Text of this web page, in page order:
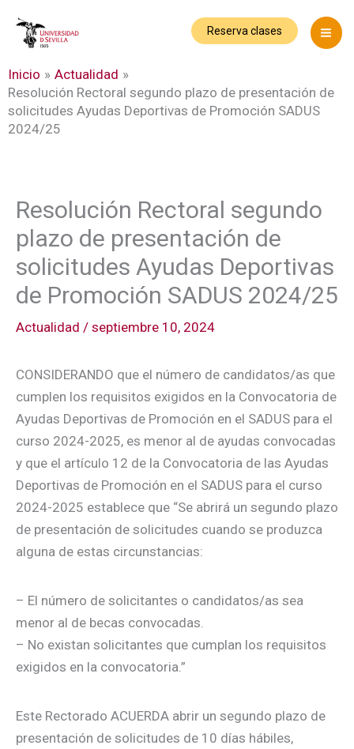
Reserva clases
Inicio
Actualidad
Resolución Rectoral segundo plazo de presentación de
solicitudes Ayudas Deportivas de Promoción SADUS
2024/25
Resolución Rectoral segundo
plazo de presentación de
solicitudes Ayudas Deportivas
de Promoción SADUS 2024/25
Actualidad / septiembre 10, 2024
CONSIDERANDO que el número de candidatos/as que
cumplen los requisitos exigidos en la Convocatoria de
Ayudas Deportivas de Promoción en el SADUS para el
curso 2024-2025, es menor al de ayudas convocadas
y que el artículo 12 de la Convocatoria de las Ayudas
Deportivas de Promoción en el SADUS para el curso
2024-2025 establece que “Se abrirá un segundo plazo
de presentación de solicitudes cuando se produzca
alguna de estas circunstancias:
– El número de solicitantes o candidatos/as sea
menor al de becas convocadas.
– No existan solicitantes que cumplan los requisitos
exigidos en la convocatoria.”
Este Rectorado ACUERDA abrir un segundo plazo de
presentación de solicitudes de 10 días hábiles,